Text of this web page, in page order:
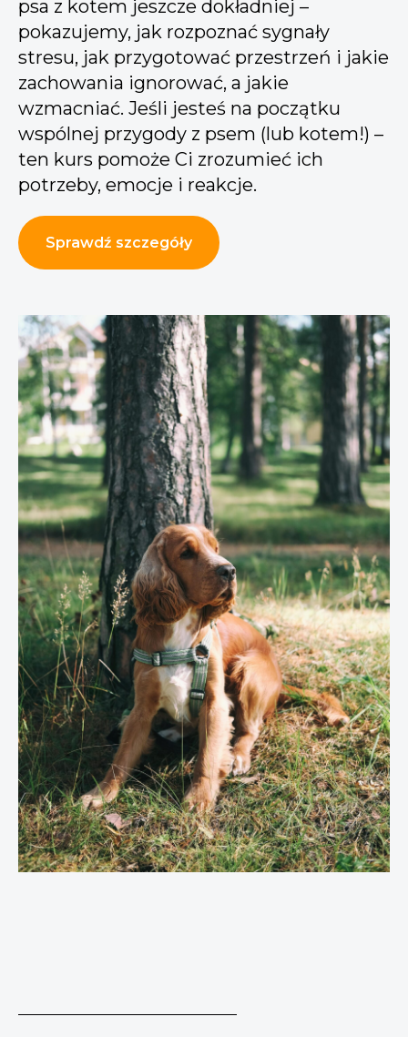
psa z kotem jeszcze dokładniej –
pokazujemy, jak rozpoznać sygnały
stresu, jak przygotować przestrzeń i jakie
zachowania ignorować, a jakie
wzmacniać. Jeśli jesteś na początku
wspólnej przygody z psem (lub kotem!) –
ten kurs pomoże Ci zrozumieć ich
potrzeby, emocje i reakcje.
Sprawdź szczegóły